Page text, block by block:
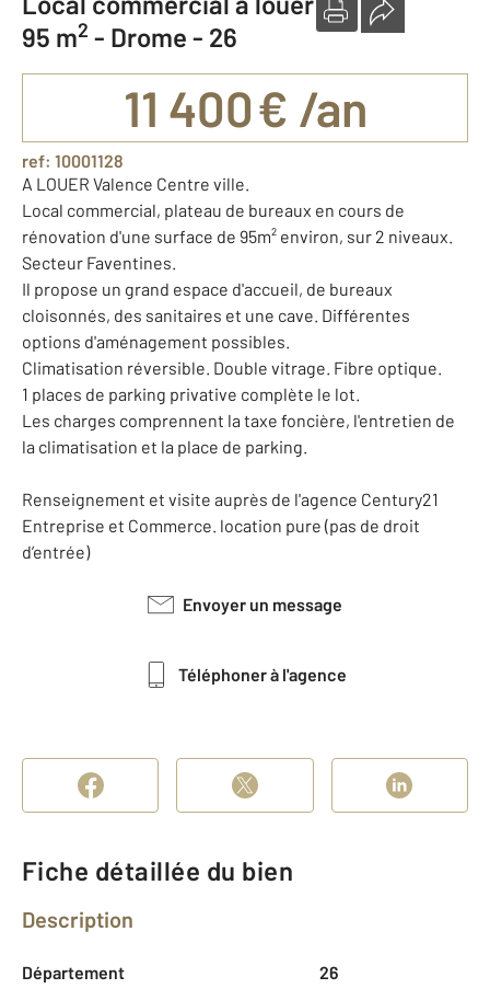
95 m2 - Drome - 26
11 400 € /an
ref: 10001128
A LOUER Valence Centre ville.
Local commercial, plateau de bureaux en cours de
rénovation d'une surface de 95m² environ, sur 2 niveaux.
Secteur Faventines.
Il propose un grand espace d'accueil, de bureaux
cloisonnés, des sanitaires et une cave. Différentes
options d'aménagement possibles.
Climatisation réversible. Double vitrage. Fibre optique.
1 places de parking privative complète le lot.
Les charges comprennent la taxe foncière, l'entretien de
la climatisation et la place de parking.
Renseignement et visite auprès de l'agence Century21
Entreprise et Commerce. location pure (pas de droit
d’entrée)
Envoyer un message
Téléphoner à l'agence
Fiche détaillée du bien
Description
Département 26